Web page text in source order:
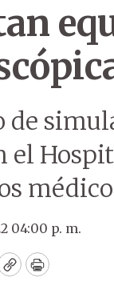
de
el
04:00 p. m.
CopyPrint